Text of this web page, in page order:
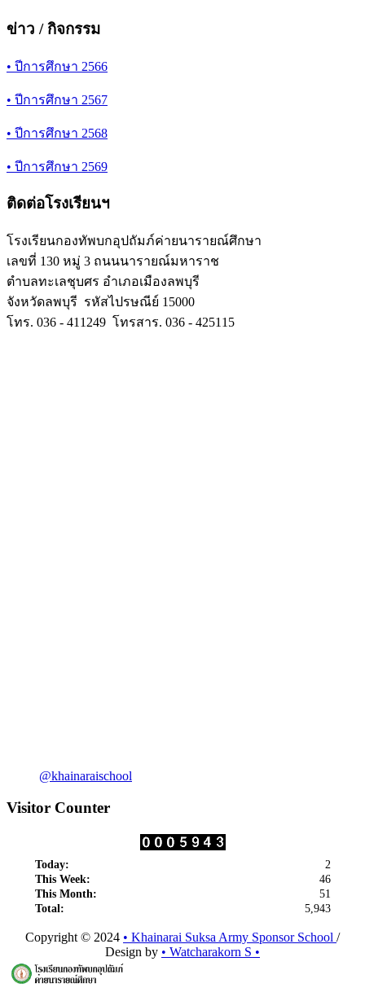
ข่าว / กิจกรรม
• ปีการศึกษา 2566
• ปีการศึกษา 2567
• ปีการศึกษา 2568
• ปีการศึกษา 2569
ติดต่อโรงเรียนฯ
โรงเรียนกองทัพบกอุปถัมภ์ค่ายนารายณ์ศึกษา
เลขที่ 130 หมู่ 3 ถนนนารายณ์มหาราช
ตำบลทะเลชุบศร อำเภอเมืองลพบุรี
จังหวัดลพบุรี รหัสไปรษณีย์ 15000
โทร. 036 - 411249 โทรสาร. 036 - 425115
@khainaraischool
Visitor Counter
Today:
2
This Week:
46
This Month:
51
Total:
5,943
Copyright © 2024 • Khainarai Suksa Army Sponsor School /
Design by • Watcharakorn S •